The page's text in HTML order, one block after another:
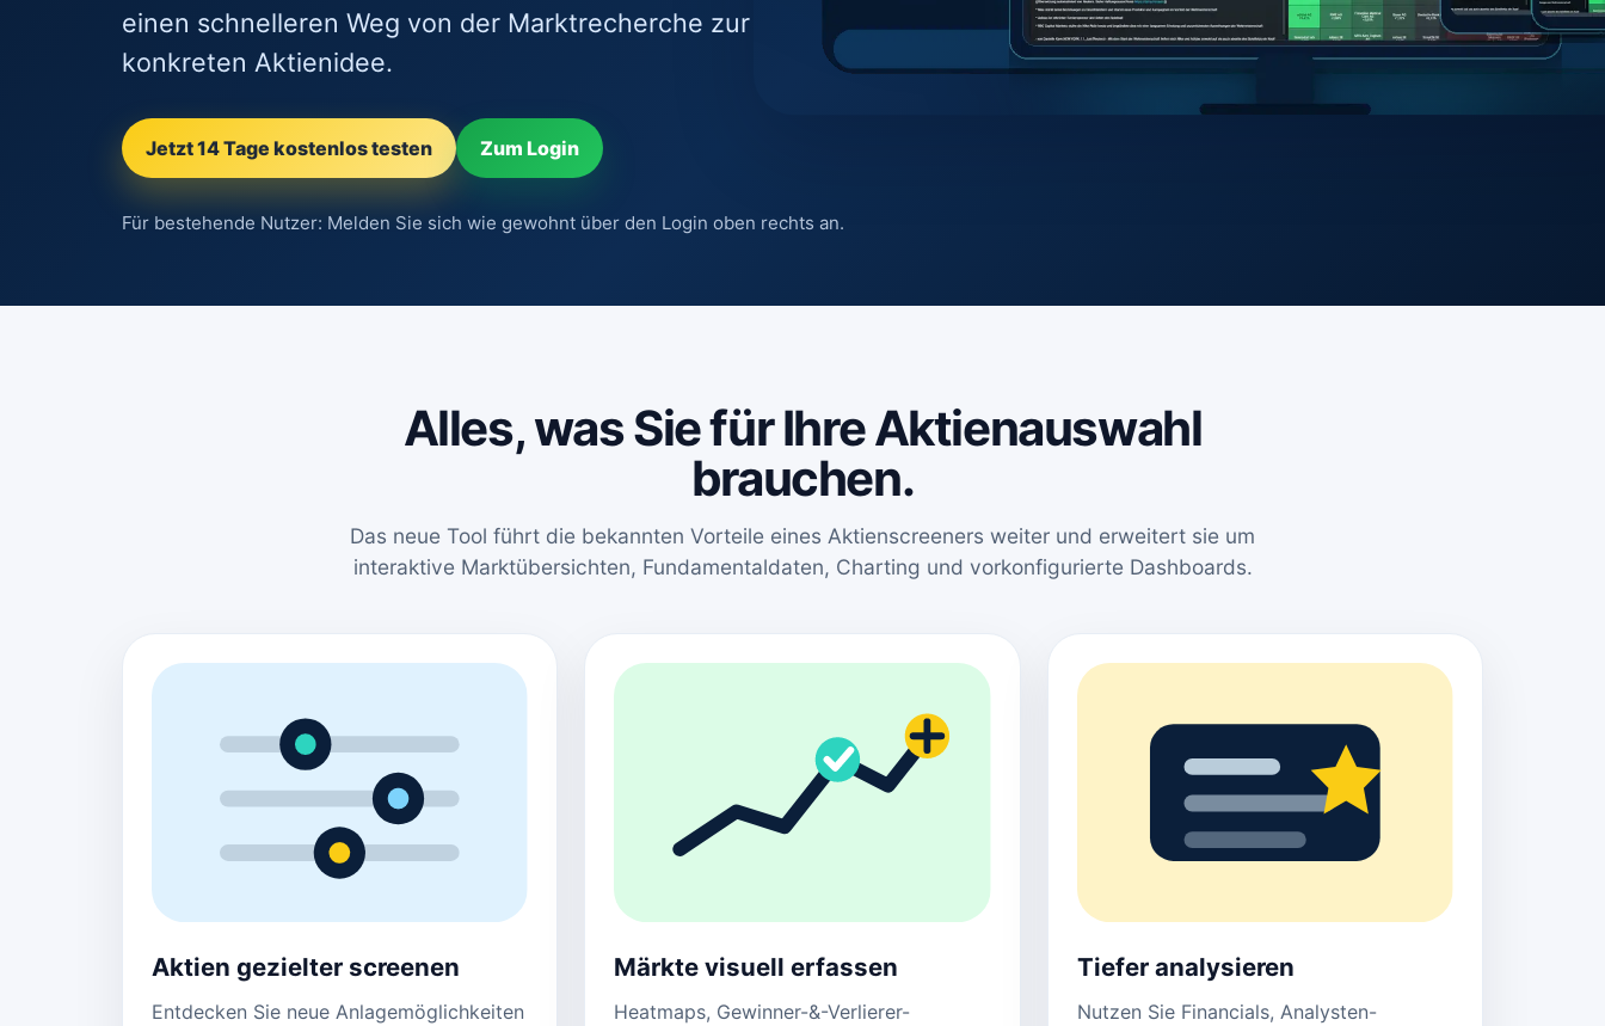
einen schnelleren Weg von der Marktrecherche zur
konkreten Aktienidee.
Jetzt 14 Tage kostenlos testen Zum Login
Für bestehende Nutzer: Melden Sie sich wie gewohnt über den Login oben rechts an.
Alles, was Sie für Ihre Aktienauswahl
brauchen.
Das neue Tool führt die bekannten Vorteile eines Aktienscreeners weiter und erweitert sie um
interaktive Marktübersichten, Fundamentaldaten, Charting und vorkonfigurierte Dashboards.
Aktien gezielter screenen
Entdecken Sie neue Anlagemöglichkeiten
Märkte visuell erfassen
Heatmaps, Gewinner-&-Verlierer-
Tiefer analysieren
Nutzen Sie Financials, Analysten-